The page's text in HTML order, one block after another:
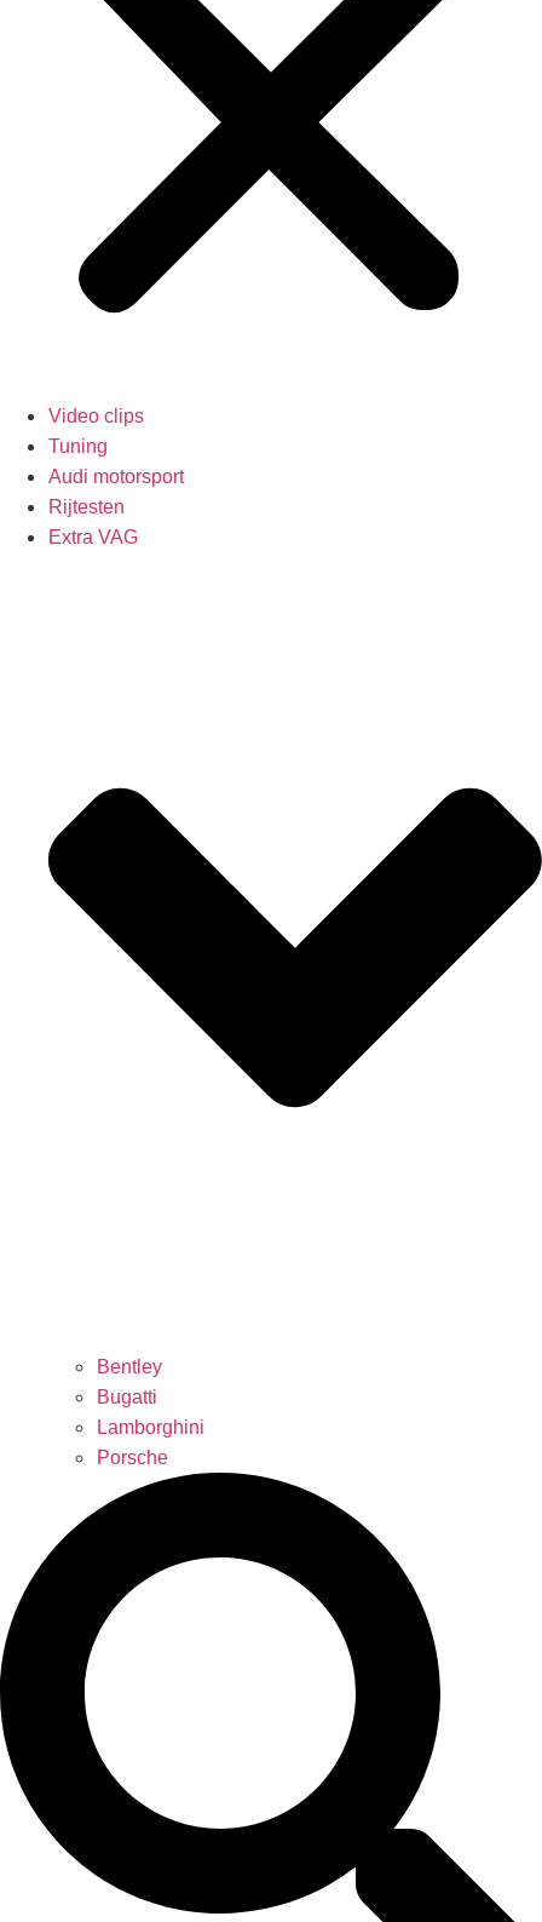
Video clips
Tuning
Audi motorsport
Rijtesten
Extra VAG
Bentley
Bugatti
Lamborghini
Porsche